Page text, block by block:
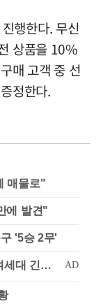
행한다. 무신
상품을 10%
매 고객 중 선
정한다.
매물로"
에 발견"
'5승 2무'